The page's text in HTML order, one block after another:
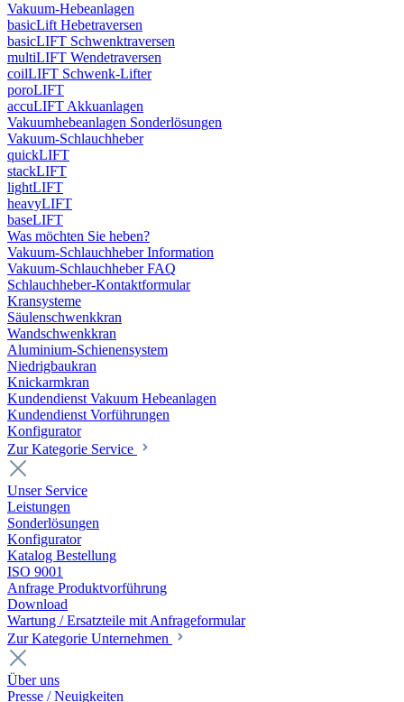
Vakuum-Hebeanlagen
basicLift Hebetraversen
basicLIFT Schwenktraversen
multiLIFT Wendetraversen
coilLIFT Schwenk-Lifter
poroLIFT
accuLIFT Akkuanlagen
Vakuumhebeanlagen Sonderlösungen
Vakuum-Schlauchheber
quickLIFT
stackLIFT
lightLIFT
heavyLIFT
baseLIFT
Was möchten Sie heben?
Vakuum-Schlauchheber Information
Vakuum-Schlauchheber FAQ
Schlauchheber-Kontaktformular
Kransysteme
Säulenschwenkkran
Wandschwenkkran
Aluminium-Schienensystem
Niedrigbaukran
Knickarmkran
Kundendienst Vakuum Hebeanlagen
Kundendienst Vorführungen
Konfigurator
Zur Kategorie Service
Unser Service
Leistungen
Sonderlösungen
Konfigurator
Katalog Bestellung
ISO 9001
Anfrage Produktvorführung
Download
Wartung / Ersatzteile mit Anfrageformular
Zur Kategorie Unternehmen
Über uns
Presse / Neuigkeiten